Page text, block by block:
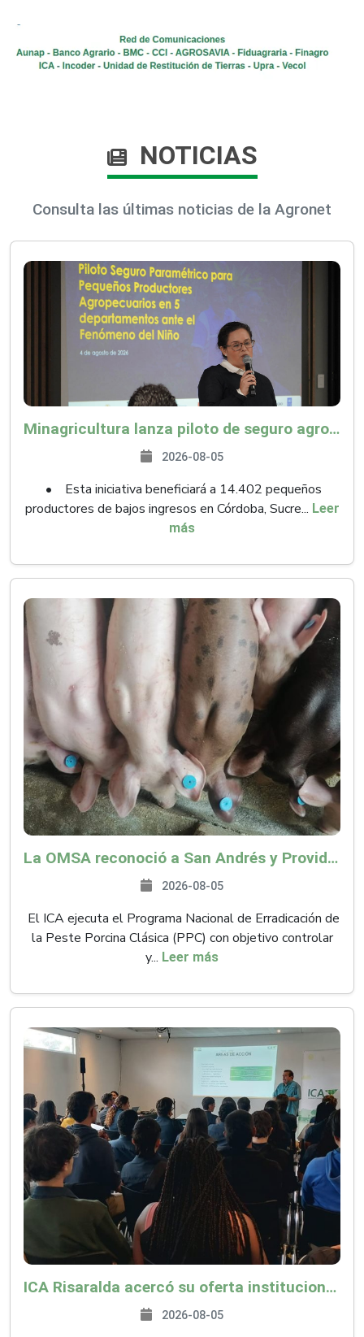
NOTICIAS
Consulta las últimas noticias de la Agronet
Minagricultura lanza piloto de seguro agropecuario por $9.625 millones para proteger a más de 14.000 pequeños productores contra riesgos del Fenómeno de El Niño
2026-08-05
• Esta iniciativa beneficiará a 14.402 pequeños
productores de bajos ingresos en Córdoba, Sucre... Leer
más
La OMSA reconoció a San Andrés y Providencia como zona libre de Peste Porcina Clásica (PPC)
2026-08-05
El ICA ejecuta el Programa Nacional de Erradicación de
la Peste Porcina Clásica (PPC) con objetivo controlar
y... Leer más
ICA Risaralda acercó su oferta institucional a productores y emprendedores en Expocamello
2026-08-05